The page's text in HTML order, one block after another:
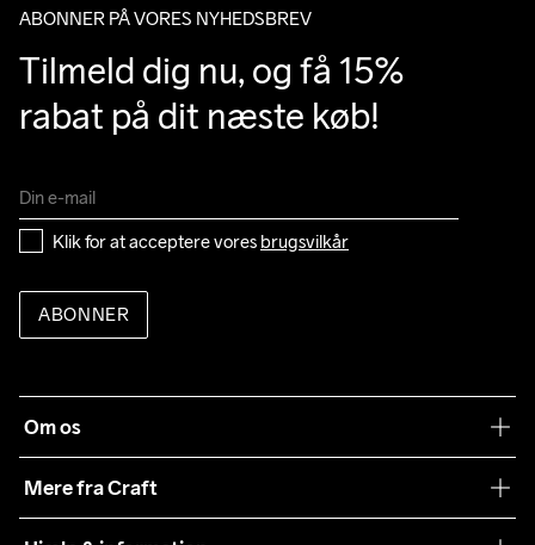
ABONNER PÅ VORES NYHEDSBREV
Tilmeld dig nu, og få 15%
rabat på dit næste køb!
Klik for at acceptere vores brugsvilkår
ABONNER
Om os
Mere fra Craft